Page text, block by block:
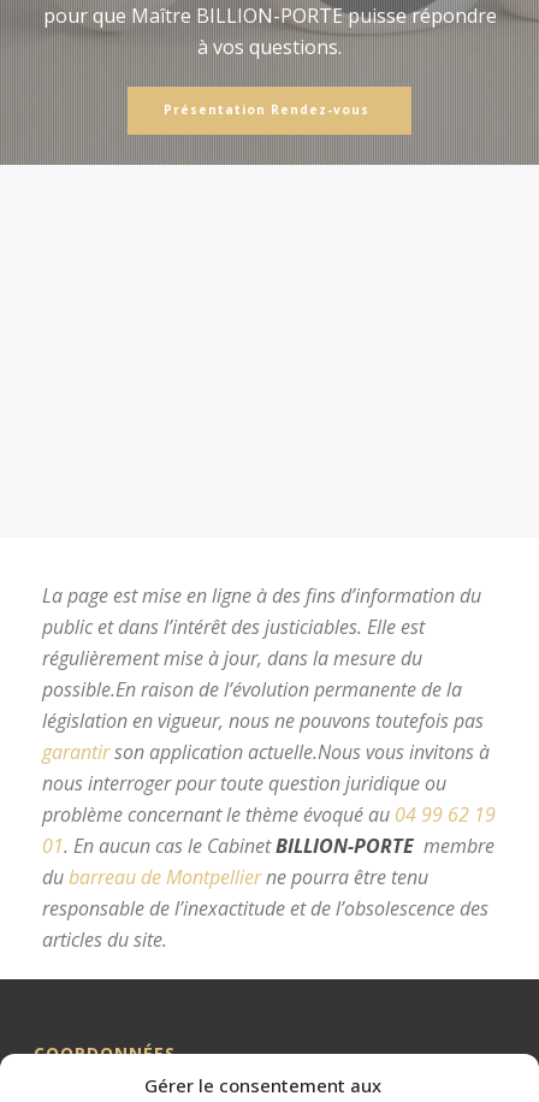
Gérer le consentement aux
pour que Maître BILLION-PORTE puisse répondre
à vos questions.
Présentation Rendez-vous
La page est mise en ligne à des fins d’information du
public et dans l’intérêt des justiciables. Elle est
régulièrement mise à jour, dans la mesure du
possible.En raison de l’évolution permanente de la
législation en vigueur, nous ne pouvons toutefois pas
garantirson application actuelle.Nous vous invitons à
nous interroger pour toute question juridique ou
problème concernant le thème évoqué au 04 99 62 19
01. En aucun cas le CabinetBILLION-PORTE membre
dubarreau de Montpellierne pourra être tenu
responsable de l’inexactitude et de l’obsolescence des
articles du site.
COORDONNÉES
Me BILLION-PORTE